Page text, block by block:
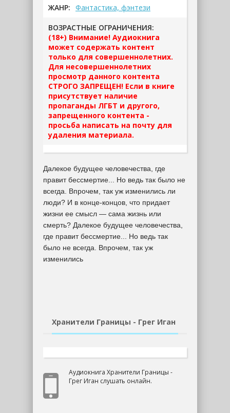
ЖАНР: Фантастика, фэнтези
ВОЗРАСТНЫЕ ОГРАНИЧЕНИЯ:
(18+) Внимание! Аудиокнига
может содержать контент
только для совершеннолетних.
Для несовершеннолетних
просмотр данного контента
СТРОГО ЗАПРЕЩЕН! Если в книге
присутствует наличие
пропаганды ЛГБТ и другого,
запрещенного контента -
просьба написать на почту для
удаления материала.
Далекое будущее человечества, где
правит бессмертие... Но ведь так было не
всегда. Впрочем, так уж изменились ли
люди? И в конце-концов, что придает
жизни ее смысл — сама жизнь или
смерть? Далекое будущее человечества,
где правит бессмертие... Но ведь так
было не всегда. Впрочем, так уж
изменились
Хранители Границы - Грег Иган
Аудиокнига Хранители Границы -
Грег Иган слушать онлайн.